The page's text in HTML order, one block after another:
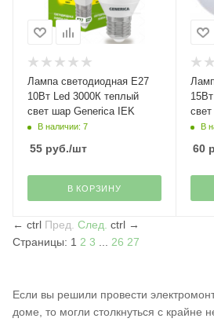
Лампа светодиодная Е27
10Вт Led 3000К теплый
свет шар Generica IEK
В наличии: 7
55 руб./шт
В КОРЗИНУ
В
60
← ctrl Пред. След. ctrl →
Страницы: 1 2 3 26 27
Если вы решили провести
доме, то могли столкнуться с крайне